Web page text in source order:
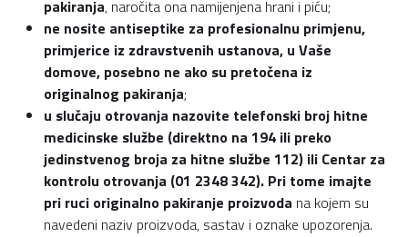
pakiranja, naročita ona namijenjena hrani i piću;
ne nosite antiseptike za profesionalnu primjenu,
primjerice iz zdravstvenih ustanova, u Vaše
domove, posebno ne ako su pretočena iz
originalnog pakiranja;
u slučaju otrovanja nazovite telefonski broj hitne
medicinske službe (direktno na 194 ili preko
jedinstvenog broja za hitne službe 112) ili Centar za
kontrolu otrovanja (01 2348 342). Pri tome imajte
pri ruci originalno pakiranje proizvoda na kojem su
navedeni naziv proizvoda, sastav i oznake upozorenja.